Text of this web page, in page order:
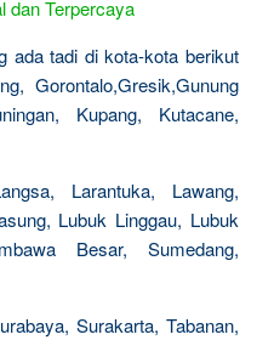
dan Terpercaya
ada tadi di kota-kota berikut
Gorontalo,Gresik,Gunung
Kupang, Kutacane,
Larantuka, Lawang,
Lubuk Linggau, Lubuk
Besar, Sumedang,
Surakarta, Tabanan,